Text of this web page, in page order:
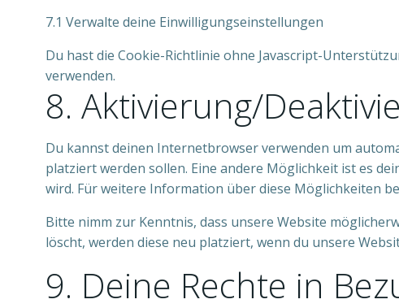
7.1 Verwalte deine Einwilligungseinstellungen
Du hast die Cookie-Richtlinie ohne Javascript-
verwenden.
8. Aktivierung/
Du kannst deinen Internetbrowser verwenden um
platziert werden sollen. Eine andere Möglichkeit ist es
wird. Für weitere Information über diese Möglichkeiten
Bitte nimm zur Kenntnis, dass unsere Website
löscht, werden diese neu platziert, wenn du unsere
9. Deine Rechte in